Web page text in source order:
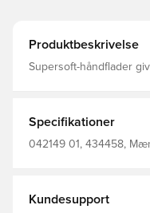
Produktbeskrivelse
Supersoft-håndflader
mm Supersoft-håndflade
Specifikationer
042149 01, 434458,
Kundesupport